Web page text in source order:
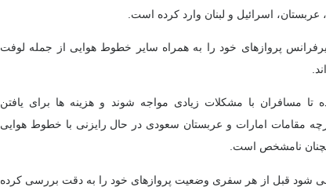
اسرائیل و لبنان وارد کرده است.
پروازهای خود را به همراه سایر خطوط هوایی از جمله لوفت
تا مسافران با مشکلات زیادی مواجه شوند و هزینه ها برای یافتن
مقامات امارات و عربستان سعودی در حال رایزنی با خطوط هوایی
نامشخص است.
شود قبل از هر سفری وضعیت پروازهای خود را به دقت بررسی کرده